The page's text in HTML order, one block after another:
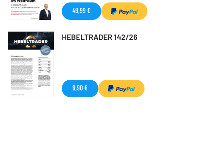
49,99 €
HEBELTRADER 142/26
9,90 €